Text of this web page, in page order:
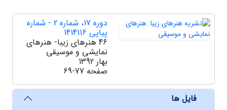
دوره 17، شماره 2 - شماره
پیاپی 1414116
46 هنرهای زیبا- هنرهای
نمایشی و موسیقی
بهار 1392
صفحه 69-77
فایل ها